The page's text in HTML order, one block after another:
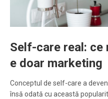
Self-care real:
e doar marketing
Conceptul de self-care a
însă odată cu această